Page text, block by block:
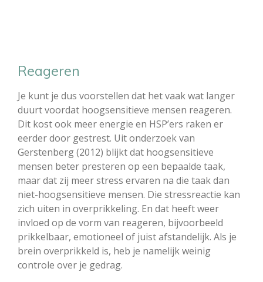
Reageren
Je kunt je dus voorstellen dat het vaak wat langer
duurt voordat hoogsensitieve mensen reageren.
Dit kost ook meer energie en HSP’ers raken er
eerder door gestrest. Uit onderzoek van
Gerstenberg (2012) blijkt dat hoogsensitieve
mensen beter presteren op een bepaalde taak,
maar dat zij meer stress ervaren na die taak dan
niet-hoogsensitieve mensen. Die stressreactie kan
zich uiten in overprikkeling. En dat heeft weer
invloed op de vorm van reageren, bijvoorbeeld
prikkelbaar, emotioneel of juist afstandelijk. Als je
brein overprikkeld is, heb je namelijk weinig
controle over je gedrag.